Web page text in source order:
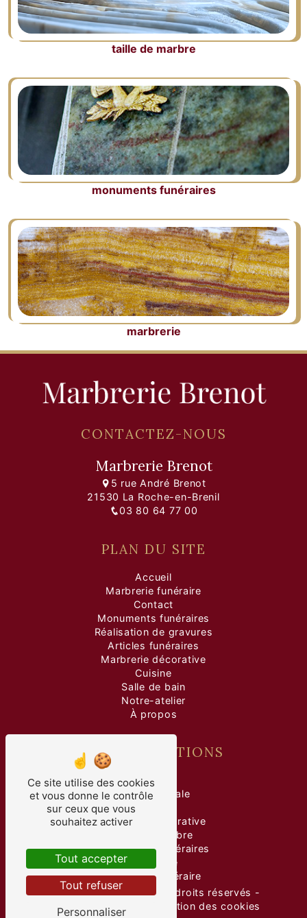
taille de marbre
monuments funéraires
marbrerie
CONTACTEZ-NOUS
Marbrerie Brenot
5 rue André Brenot
21530 La Roche-en-Brenil
03 80 64 77 00
PLAN DU SITE
Accueil
Marbrerie funéraire
Contact
Monuments funéraires
Réalisation de gravures
Articles funéraires
Marbrerie décorative
Cuisine
Salle de bain
Notre-atelier
À propos
NOS PRESTATIONS
marbre
pierre tombale
gravure
marbrerie décorative
taille de marbre
monuments funéraires
marbrerie
marbrerie funéraire
Vistalid- 2026 - Tous droits réservés -
Mentions légales
Gestion des cookies
Ce site utilise des cookies
et vous donne le contrôle
sur ceux que vous
souhaitez activer
Tout accepter
Tout refuser
Personnaliser